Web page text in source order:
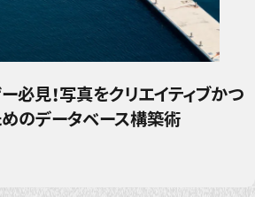
見！写真をクリエイティブかつ
のデータベース構築術